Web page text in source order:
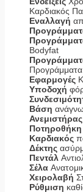
Καρδιακός
Εναλλαγή
Bodyfat
Εφαρμογές
Υποδοχή
Βάση
Ποτηροθήκη
Καρδιακός
Δέκτης
Πεντάλ
Σέλα
Χειρολαβή
Ρύθμιση